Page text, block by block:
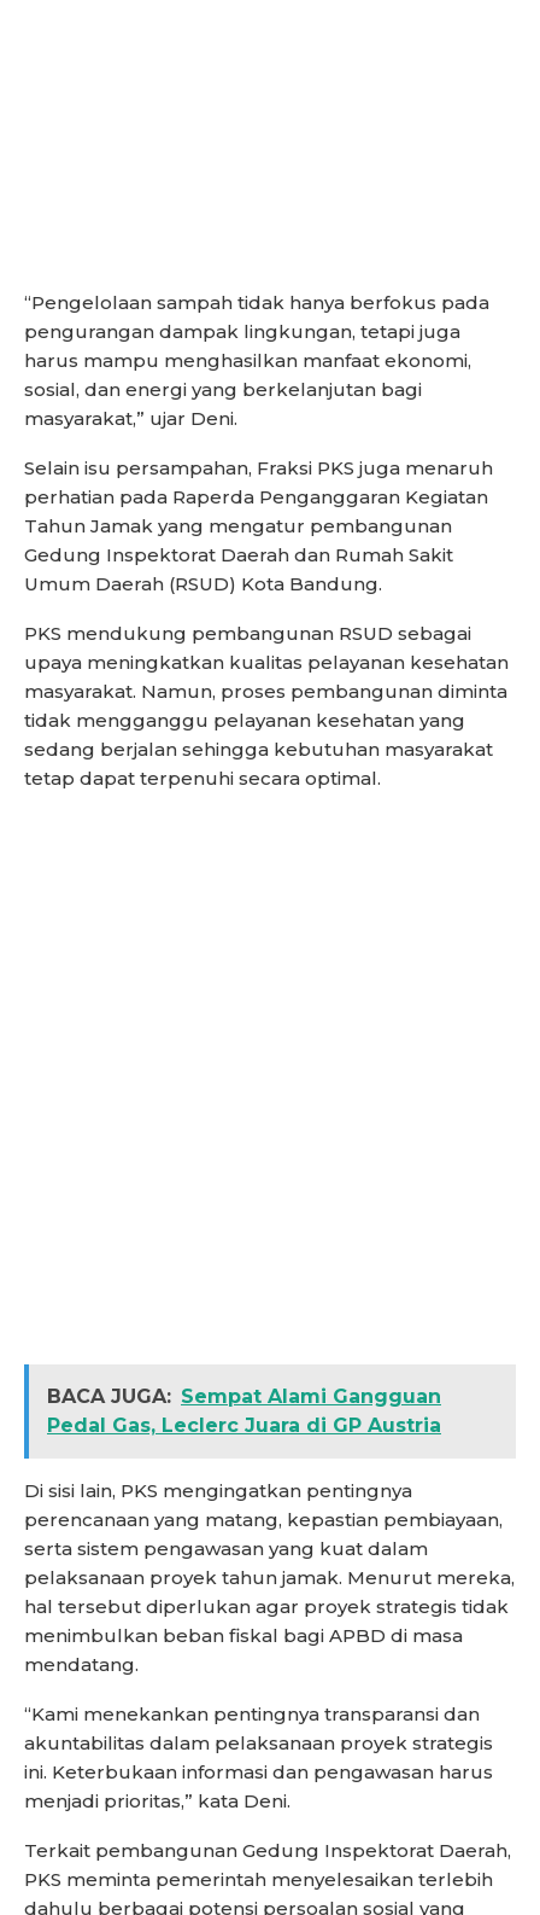
“Pengelolaan sampah tidak hanya berfokus pada
pengurangan dampak lingkungan, tetapi juga
harus mampu menghasilkan manfaat ekonomi,
sosial, dan energi yang berkelanjutan bagi
masyarakat,” ujar Deni.
Selain isu persampahan, Fraksi PKS juga menaruh
perhatian pada Raperda Penganggaran Kegiatan
Tahun Jamak yang mengatur pembangunan
Gedung Inspektorat Daerah dan Rumah Sakit
Umum Daerah (RSUD) Kota Bandung.
PKS mendukung pembangunan RSUD sebagai
upaya meningkatkan kualitas pelayanan kesehatan
masyarakat. Namun, proses pembangunan diminta
tidak mengganggu pelayanan kesehatan yang
sedang berjalan sehingga kebutuhan masyarakat
tetap dapat terpenuhi secara optimal.
BACA JUGA: Sempat Alami Gangguan
Pedal Gas, Leclerc Juara di GP Austria
Di sisi lain, PKS mengingatkan pentingnya
perencanaan yang matang, kepastian pembiayaan,
serta sistem pengawasan yang kuat dalam
pelaksanaan proyek tahun jamak. Menurut mereka,
hal tersebut diperlukan agar proyek strategis tidak
menimbulkan beban fiskal bagi APBD di masa
mendatang.
“Kami menekankan pentingnya transparansi dan
akuntabilitas dalam pelaksanaan proyek strategis
ini. Keterbukaan informasi dan pengawasan harus
menjadi prioritas,” kata Deni.
Terkait pembangunan Gedung Inspektorat Daerah,
PKS meminta pemerintah menyelesaikan terlebih
dahulu berbagai potensi persoalan sosial yang